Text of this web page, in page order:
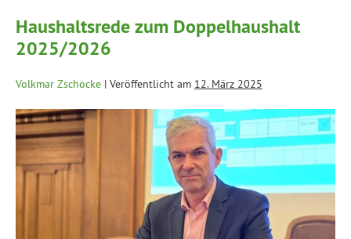
Haushaltsrede zum Doppelhaushalt
2025/2026
Volkmar Zschocke | Veröffentlicht am 12. März 2025